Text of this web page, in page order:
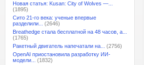
Новая статья: Kusan: City of Wolves —...
(1895)
Сито 21-го века: ученые впервые
разделили...
(2646)
Breathedge стала бесплатной на 48 часов, а...
(1765)
Ракетный двигатель напечатали на...
(2756)
OpenAI приостановила разработку ИИ-
модели...
(1832)